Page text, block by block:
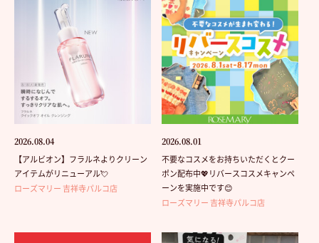
2026.08.04
【アルビオン】フラルネよりクリーン
アイテムがリニューアル💘
ローズマリー 吉祥寺パルコ店
2026.08.01
不要なコスメをお持ちいただくとクー
ポン配布中💖リバースコスメキャンペ
ーンを実施中です😊
ローズマリー 吉祥寺パルコ店